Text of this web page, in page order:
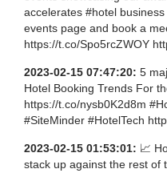
accelerates #hotel
events page and book a
https://t.co/Spo5rcZWOY
2023-02-15 07:47:20: 5
Hotel Booking Trends For
https://t.co/nysb0K2d8m
#SiteMinder #HotelTech
2023-02-15 01:53:01: 📈
stack up against the rest of